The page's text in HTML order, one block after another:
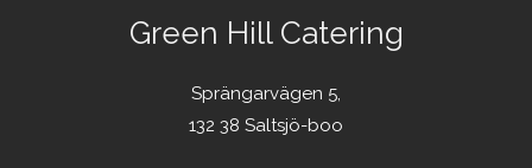
Green Hill Catering
Sprängarvägen 5,
132 38 Saltsjö-boo